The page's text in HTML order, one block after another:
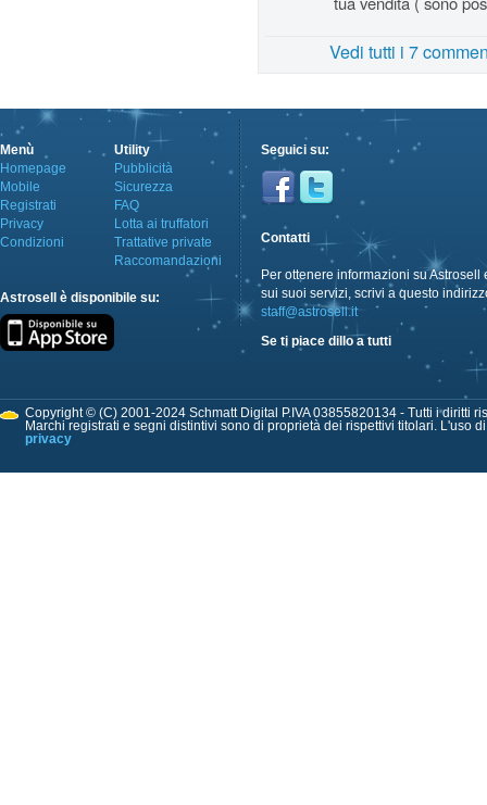
Vedi tutti i 7
Menù
Homepage
Mobile
Registrati
Privacy
Condizioni
Utility
Pubblicità
Sicurezza
FAQ
Lotta ai truffatori
Trattative private
Raccomandazioni
Astrosell è disponibile su:
Seguici su:
Contatti
Per ottenere informazioni su Astrosell
sui suoi servizi, scrivi a questo
staff@astrosell.it
Se ti piace dillo a tutti
Copyright © (C) 2001-2024 Schmatt Digital P.IVA 03855820134 - Tutti i diritti
Marchi registrati e segni distintivi sono di proprietà dei rispettivi titolari. L'uso
privacy